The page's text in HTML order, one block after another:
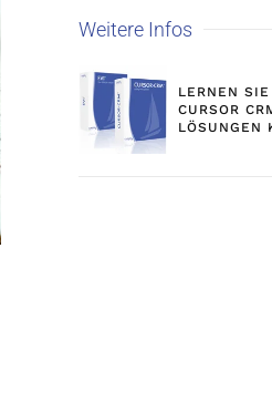
Weitere Infos
LERNEN
CURSOR
LÖSUNGEN